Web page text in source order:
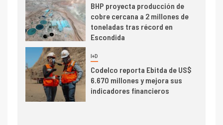
BHP proyecta producción de
cobre cercana a 2 millones de
toneladas tras récord en
Escondida
I+D
Codelco reporta Ebitda de US$
6.670 millones y mejora sus
indicadores financieros